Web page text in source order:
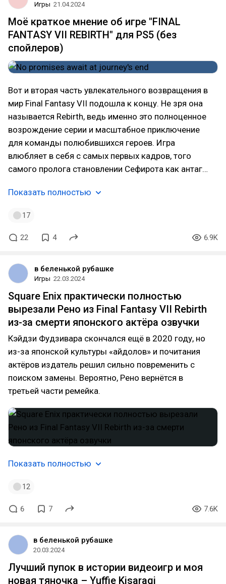
Игры 21.04.2024
Моё краткое мнение об игре "FINAL
FANTASY VII REBIRTH" для PS5 (без
спойлеров)
Вот и вторая часть увлекательного возвращения в
мир Final Fantasy VII подошла к концу. Не зря она
называется Rebirth, ведь именно это полноценное
возрождение серии и масштабное приключение
для команды полюбившихся героев. Игра
влюбляет в себя с самых первых кадров, того
самого пролога становлении Сефирота как антаг…
Показать полностью
17
22 4 6.9K
в беленькой рубашке
Игры 22.03.2024
Square Enix практически полностью
вырезали Рено из Final Fantasy VII Rebirth
из-за смерти японского актёра озвучки
Кэйдзи Фудзивара скончался ещё в 2020 году, но
из-за японской культуры «айдолов» и почитания
актёров издатель решил сильно повременить с
поиском замены. Вероятно, Рено вернётся в
третьей части ремейка.
Показать полностью
12
6 7 7.6K
в беленькой рубашке
20.03.2024
Лучший пупок в истории видеоигр и моя
новая тяночка – Yuffie Kisaragi